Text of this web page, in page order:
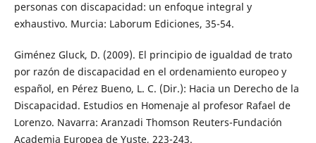
personas con discapacidad: un enfoque integral y
exhaustivo. Murcia: Laborum Ediciones, 35-54.
Giménez Gluck, D. (2009). El principio de igualdad de trato
por razón de discapacidad en el ordenamiento europeo y
español, en Pérez Bueno, L. C. (Dir.): Hacia un Derecho de la
Discapacidad. Estudios en Homenaje al profesor Rafael de
Lorenzo. Navarra: Aranzadi Thomson Reuters-Fundación
Academia Europea de Yuste, 223-243.